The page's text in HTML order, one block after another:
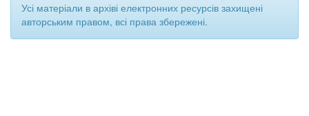
Усі матеріали в архіві електронних ресурсів захищені
авторським правом, всі права збережені.